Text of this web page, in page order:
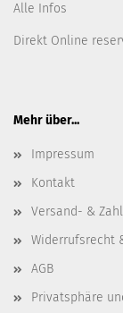
Alle Infos
Direkt Online
Mehr über...
Impressum
Kontakt
Versand- &
Widerrufsrecht
AGB
Privatsphäre